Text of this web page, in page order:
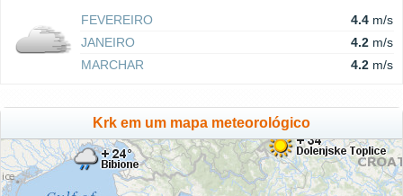
FEVEREIRO
4.4 m/s
JANEIRO
4.2 m/s
MARCHAR
4.2 m/s
Krk em um mapa meteorológico